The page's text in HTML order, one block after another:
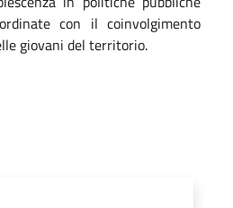
con il coinvolgimento
giovani del territorio.